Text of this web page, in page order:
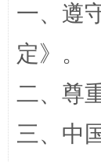
一、遵
定》。
二、尊
三、中